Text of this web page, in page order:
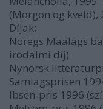
(Morgon og kveld),
Díjak:
Noregs Maalags
irodalmi díj)
Nynorsk
Samlagsprisen
Ibsen-pris 1996